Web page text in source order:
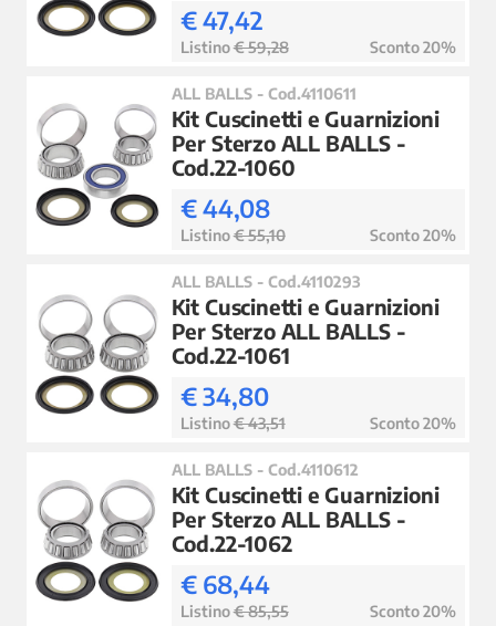
€ 47,42
Listino€ 59,28 Sconto 20%
ALL BALLS - Cod.4110611
Kit Cuscinetti e Guarnizioni
Per Sterzo ALL BALLS -
Cod.22-1060
€ 44,08
Listino€ 55,10 Sconto 20%
ALL BALLS - Cod.4110293
Kit Cuscinetti e Guarnizioni
Per Sterzo ALL BALLS -
Cod.22-1061
€ 34,80
Listino€ 43,51 Sconto 20%
ALL BALLS - Cod.4110612
Kit Cuscinetti e Guarnizioni
Per Sterzo ALL BALLS -
Cod.22-1062
€ 68,44
Listino€ 85,55 Sconto 20%